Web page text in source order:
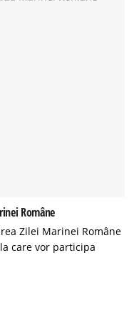
Române
Zilei Marinei Române
care vor participa